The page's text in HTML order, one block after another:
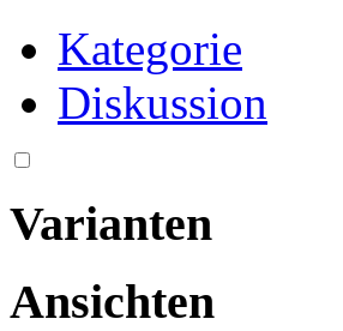
Kategorie
Diskussion
Varianten
Ansichten